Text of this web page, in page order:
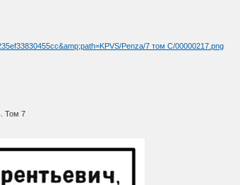
Penza/7 том С/00000217.png
Том 7